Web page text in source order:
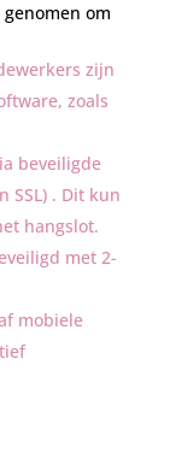
om
zijn
zoals
beveiligde
SSL) . Dit kun
hangslot.
met 2-
mobiele